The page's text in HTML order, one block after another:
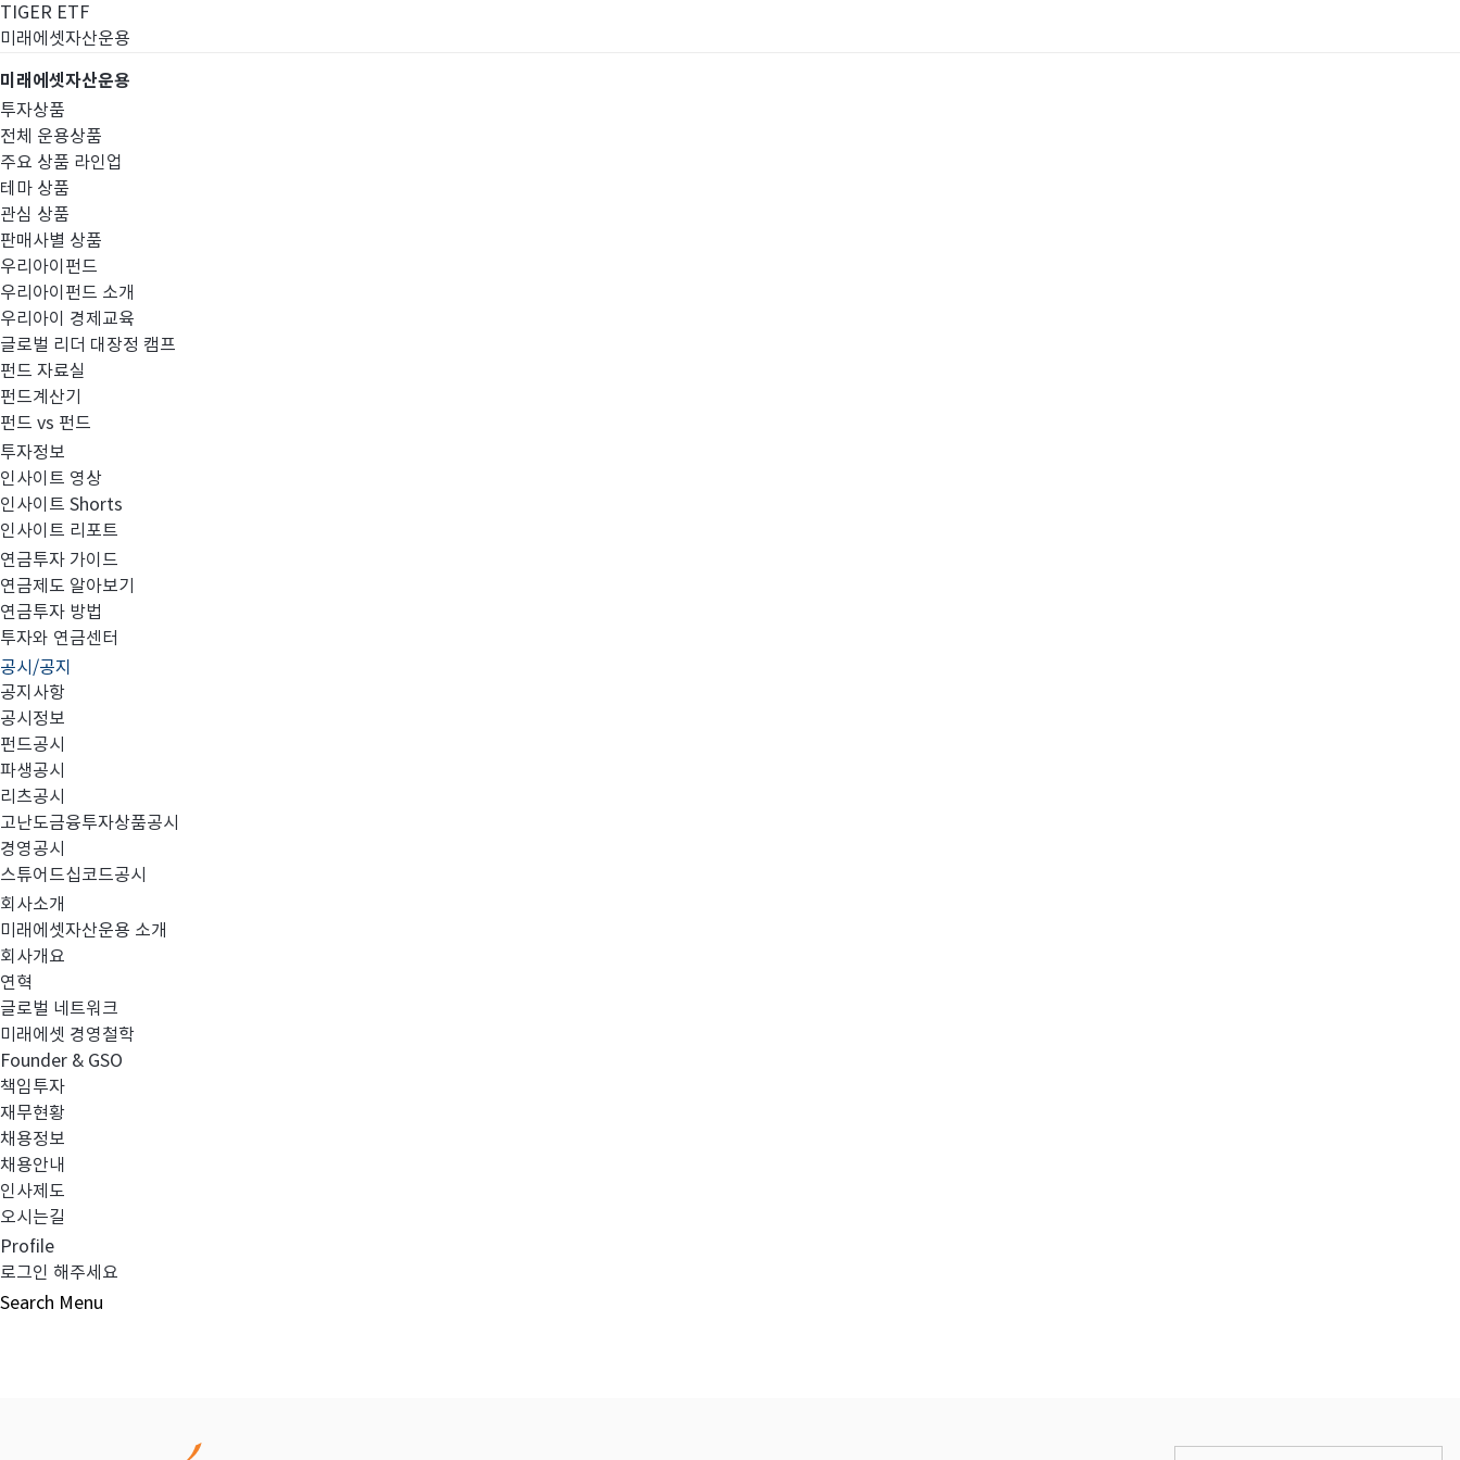
TIGER ETF
미래에셋자산운용
미래에셋자산운용
투자상품
전체 운용상품
주요 상품 라인업
테마 상품
관심 상품
판매사별 상품
우리아이펀드
우리아이펀드 소개
우리아이 경제교육
글로벌 리더 대장정 캠프
펀드 자료실
펀드계산기
펀드 vs 펀드
투자정보
인사이트 영상
인사이트 Shorts
인사이트 리포트
연금투자 가이드
연금제도 알아보기
연금투자 방법
투자와 연금센터
공시/공지
공지사항
공시정보
펀드공시
파생공시
리츠공시
고난도금융투자상품공시
경영공시
스튜어드십코드공시
회사소개
미래에셋자산운용 소개
회사개요
연혁
글로벌 네트워크
미래에셋 경영철학
Founder & GSO
책임투자
재무현황
채용정보
채용안내
인사제도
오시는길
Profile
로그인 해주세요
Search Menu
경영공시
2024년 1분기 검토보고서(연결)
첨부와 같이 당사의 주요 경영사항을 공시합니다.
날인_미래에셋자산운용 FY2024.1Q 연결_FINAL.PDF
이전글
다음글
목록보기